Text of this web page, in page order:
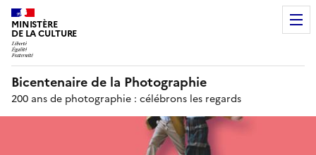
MINISTÈRE
DE LA CULTURE
Bicentenaire de la Photographie
200 ans de photographie : célébrons les regards